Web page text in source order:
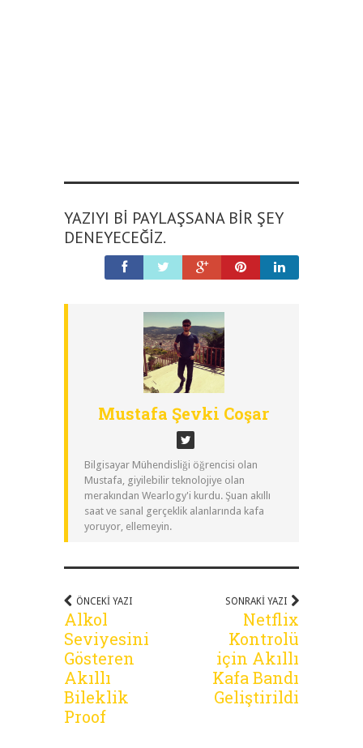
YAZIYI BI PAYLAŞSANA BIR ŞEY
DENEYECEĞIZ.
Mustafa Şevki Coşar
Bilgisayar Mühendisliği öğrencisi olan
Mustafa, giyilebilir teknolojiye olan
merakından Wearlogy'i kurdu. Şuan akıllı
saat ve sanal gerçeklik alanlarında kafa
yoruyor, ellemeyin.
ÖNCEKI YAZI
Alkol
Seviyesini
Gösteren
Akıllı
Bileklik
Proof
SONRAKI YAZI
Netflix
Kontrolü
için Akıllı
Kafa Bandı
Geliştirildi